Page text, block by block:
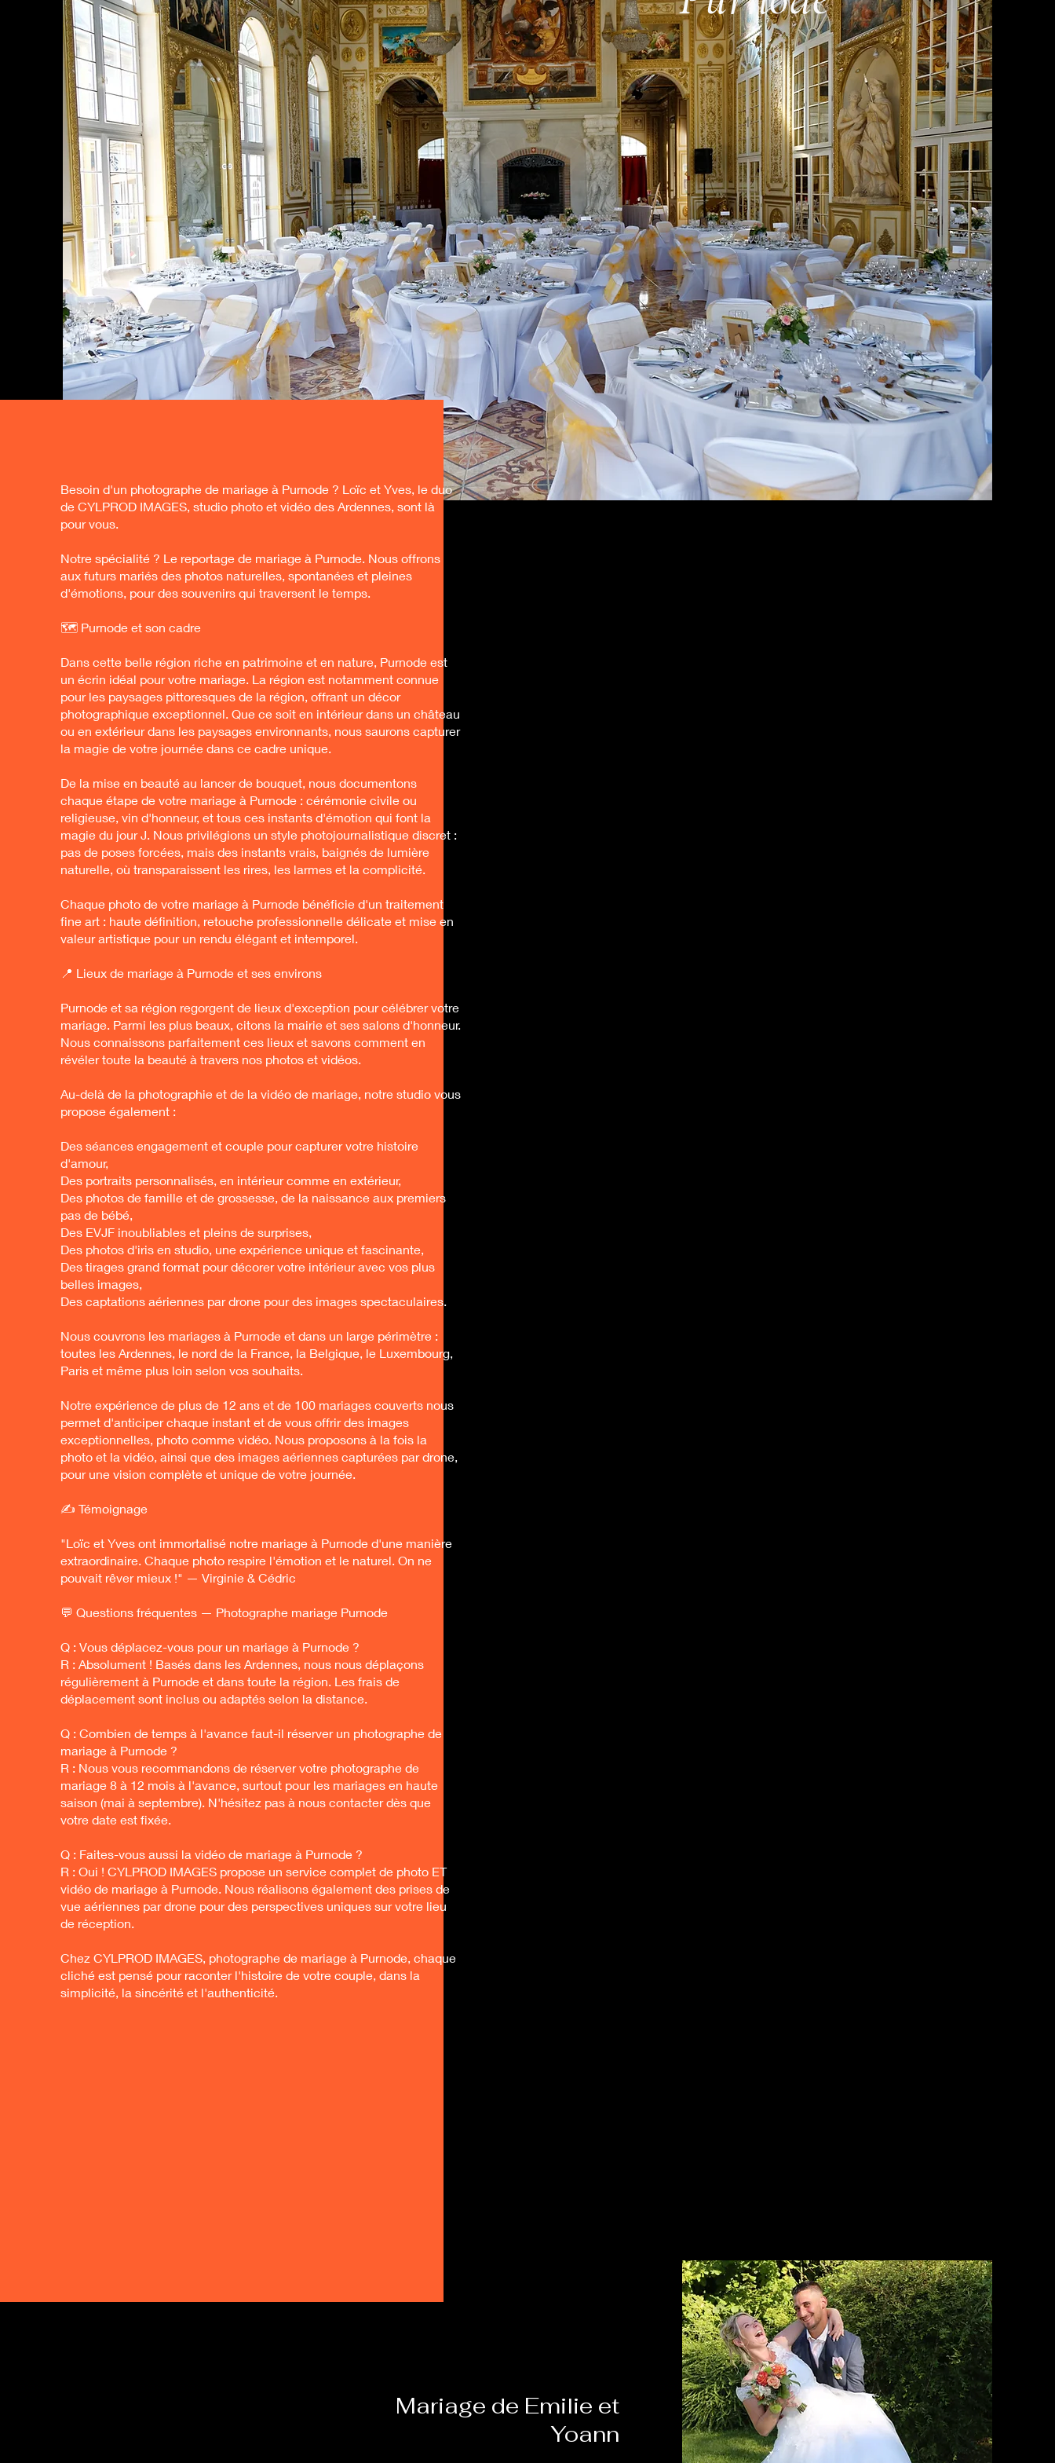
Besoin d'un photographe de mariage à Purnode ? Loïc et Yves, le duo
de CYLPROD IMAGES, studio photo et vidéo des Ardennes, sont là
pour vous.
Notre spécialité ? Le reportage de mariage à Purnode. Nous offrons
aux futurs mariés des photos naturelles, spontanées et pleines
d'émotions, pour des souvenirs qui traversent le temps.
🗺️ Purnode et son cadre
Dans cette belle région riche en patrimoine et en nature, Purnode est
un écrin idéal pour votre mariage. La région est notamment connue
pour les paysages pittoresques de la région, offrant un décor
photographique exceptionnel. Que ce soit en intérieur dans un château
ou en extérieur dans les paysages environnants, nous saurons capturer
la magie de votre journée dans ce cadre unique.
De la mise en beauté au lancer de bouquet, nous documentons
chaque étape de votre mariage à Purnode : cérémonie civile ou
religieuse, vin d'honneur, et tous ces instants d'émotion qui font la
magie du jour J. Nous privilégions un style photojournalistique discret :
pas de poses forcées, mais des instants vrais, baignés de lumière
naturelle, où transparaissent les rires, les larmes et la complicité.
Chaque photo de votre mariage à Purnode bénéficie d'un traitement
fine art : haute définition, retouche professionnelle délicate et mise en
valeur artistique pour un rendu élégant et intemporel.
📍 Lieux de mariage à Purnode et ses environs
Purnode et sa région regorgent de lieux d'exception pour célébrer votre
mariage. Parmi les plus beaux, citons la mairie et ses salons d'honneur.
Nous connaissons parfaitement ces lieux et savons comment en
révéler toute la beauté à travers nos photos et vidéos.
Au-delà de la photographie et de la vidéo de mariage, notre studio vous
propose également :
Des séances engagement et couple pour capturer votre histoire
d'amour,
Des portraits personnalisés, en intérieur comme en extérieur,
Des photos de famille et de grossesse, de la naissance aux premiers
pas de bébé,
Des EVJF inoubliables et pleins de surprises,
Des photos d'iris en studio, une expérience unique et fascinante,
Des tirages grand format pour décorer votre intérieur avec vos plus
belles images,
Des captations aériennes par drone pour des images spectaculaires.
Nous couvrons les mariages à Purnode et dans un large périmètre :
toutes les Ardennes, le nord de la France, la Belgique, le Luxembourg,
Paris et même plus loin selon vos souhaits.
Notre expérience de plus de 12 ans et de 100 mariages couverts nous
permet d'anticiper chaque instant et de vous offrir des images
exceptionnelles, photo comme vidéo. Nous proposons à la fois la
photo et la vidéo, ainsi que des images aériennes capturées par drone,
pour une vision complète et unique de votre journée.
✍️ Témoignage
"Loïc et Yves ont immortalisé notre mariage à Purnode d'une manière
extraordinaire. Chaque photo respire l'émotion et le naturel. On ne
pouvait rêver mieux !" — Virginie & Cédric
💬 Questions fréquentes — Photographe mariage Purnode
Q : Vous déplacez-vous pour un mariage à Purnode ?
R : Absolument ! Basés dans les Ardennes, nous nous déplaçons
régulièrement à Purnode et dans toute la région. Les frais de
déplacement sont inclus ou adaptés selon la distance.
Q : Combien de temps à l'avance faut-il réserver un photographe de
mariage à Purnode ?
R : Nous vous recommandons de réserver votre photographe de
mariage 8 à 12 mois à l'avance, surtout pour les mariages en haute
saison (mai à septembre). N'hésitez pas à nous contacter dès que
votre date est fixée.
Q : Faites-vous aussi la vidéo de mariage à Purnode ?
R : Oui ! CYLPROD IMAGES propose un service complet de photo ET
vidéo de mariage à Purnode. Nous réalisons également des prises de
vue aériennes par drone pour des perspectives uniques sur votre lieu
de réception.
Chez CYLPROD IMAGES, photographe de mariage à Purnode, chaque
cliché est pensé pour raconter l'histoire de votre couple, dans la
simplicité, la sincérité et l'authenticité.
Mariage de Emilie et
Yoann